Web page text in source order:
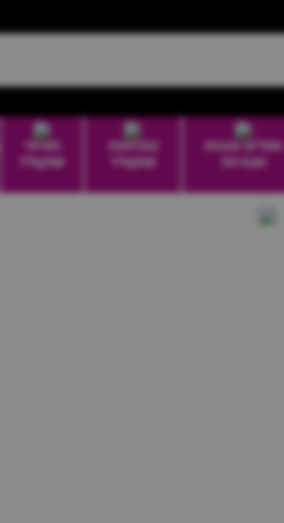
וופלים עוגות
ועוגיות
טבלאות
שוקולד
חטיפי
שוקולד